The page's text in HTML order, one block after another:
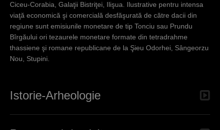
Ciceu-Corabia, Galaţii Bistriţei, Ilişua. Ilustrative pentru intensa
viaţă economică şi comercială desfăşurată de către dacii din
regiune sunt emisiunile monetare de tip Tonciu sau Prundu
Bîrgăului ori tezaurele monetare formate din tetradrahme
thassiene şi romane republicane de la Şieu Odorhei, Sângeorzu
Nou, Stupini.
Istorie-Arheologie